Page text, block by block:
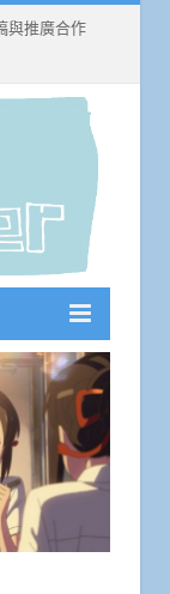
與推廣合作